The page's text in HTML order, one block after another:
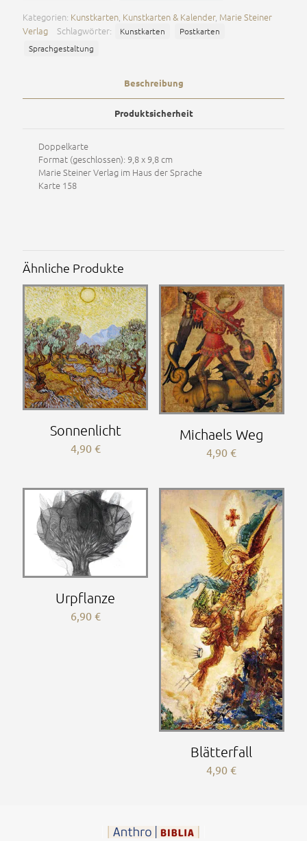
Kategorien: Kunstkarten Kunstkarten & Kalender, Marie Steiner
Verlag
Schlagwörter: Kunstkarten
Postkarten
Sprachgestaltung
Beschreibung
Produktsicherheit
Doppelkarte
Format (geschlossen): 9,8 x 9,8 cm
Marie Steiner Verlag im Haus der Sprache
Karte 158
Ähnliche Produkte
Sonnenlicht
4,90 €
Michaels Weg
4,90€
Urpflanze
6,90 €
Blätterfall
4,90€